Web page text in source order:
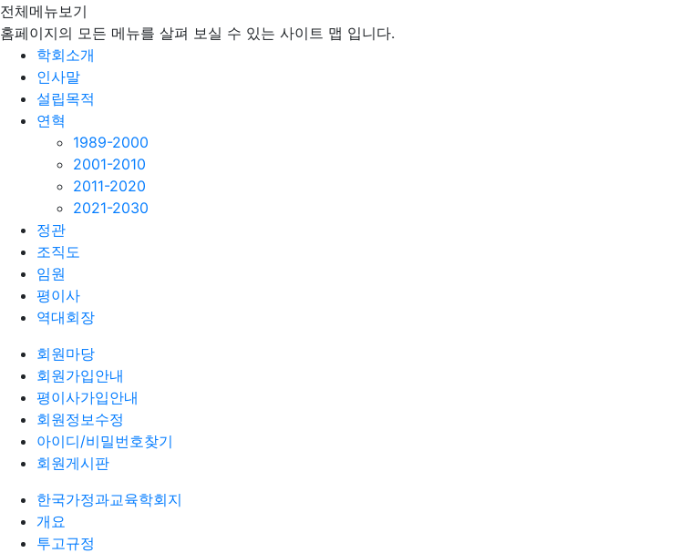
전체메뉴보기
홈페이지의 모든 메뉴를 살펴 보실 수 있는 사이트 맵 입니다.
학회소개
인사말
설립목적
연혁
1989-2000
2001-2010
2011-2020
2021-2030
정관
조직도
임원
평이사
역대회장
회원마당
회원가입안내
평이사가입안내
회원정보수정
아이디/비밀번호찾기
회원게시판
한국가정과교육학회지
개요
투고규정